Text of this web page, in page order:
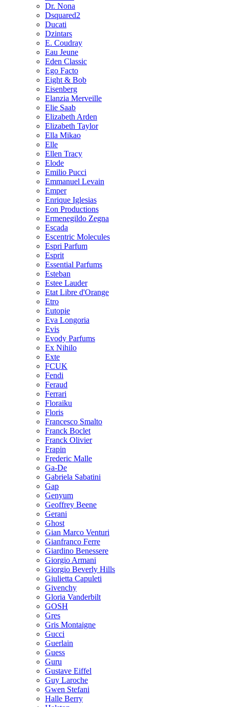
Dr. Nona
Dsquared2
Ducati
Dzintars
E. Coudray
Eau Jeune
Eden Classic
Ego Facto
Eight & Bob
Eisenberg
Elanzia Merveille
Elie Saab
Elizabeth Arden
Elizabeth Taylor
Ella Mikao
Elle
Ellen Tracy
Elode
Emilio Pucci
Emmanuel Levain
Emper
Enrique Iglesias
Eon Productions
Ermenegildo Zegna
Escada
Escentric Molecules
Espri Parfum
Esprit
Essential Parfums
Esteban
Estee Lauder
Etat Libre d'Orange
Etro
Eutopie
Eva Longoria
Evis
Evody Parfums
Ex Nihilo
Exte
FCUK
Fendi
Feraud
Ferrari
Floraiku
Floris
Francesco Smalto
Franck Boclet
Franck Olivier
Frapin
Frederic Malle
Ga-De
Gabriela Sabatini
Gap
Genyum
Geoffrey Beene
Gerani
Ghost
Gian Marco Venturi
Gianfranco Ferre
Giardino Benessere
Giorgio Armani
Giorgio Beverly Hills
Giulietta Capuleti
Givenchy
Gloria Vanderbilt
GOSH
Gres
Gris Montaigne
Gucci
Guerlain
Guess
Guru
Gustave Eiffel
Guy Laroche
Gwen Stefani
Halle Berry